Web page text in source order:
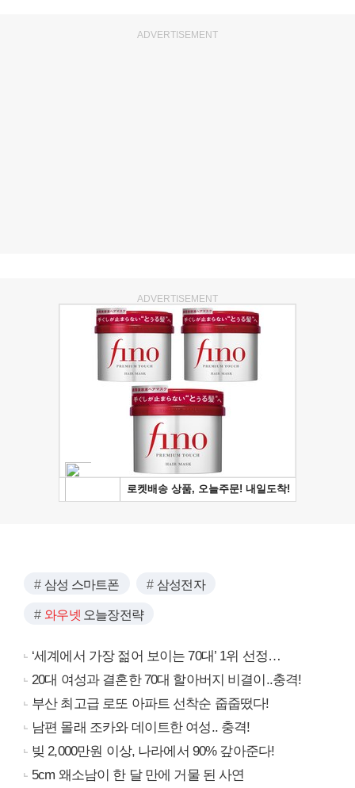
ADVERTISEMENT
ADVERTISEMENT
삼성 스마트폰 삼성전자
와우넷 오늘장전략
‘세계에서 가장 젊어 보이는 70대’ 1위 선정…
20대 여성과 결혼한 70대 할아버지 비결이..충격!
부산 최고급 로또 아파트 선착순 줍줍떴다!
남편 몰래 조카와 데이트한 여성.. 충격!
빚 2,000만원 이상, 나라에서 90% 갚아준다!
5cm 왜소남이 한 달 만에 거물 된 사연